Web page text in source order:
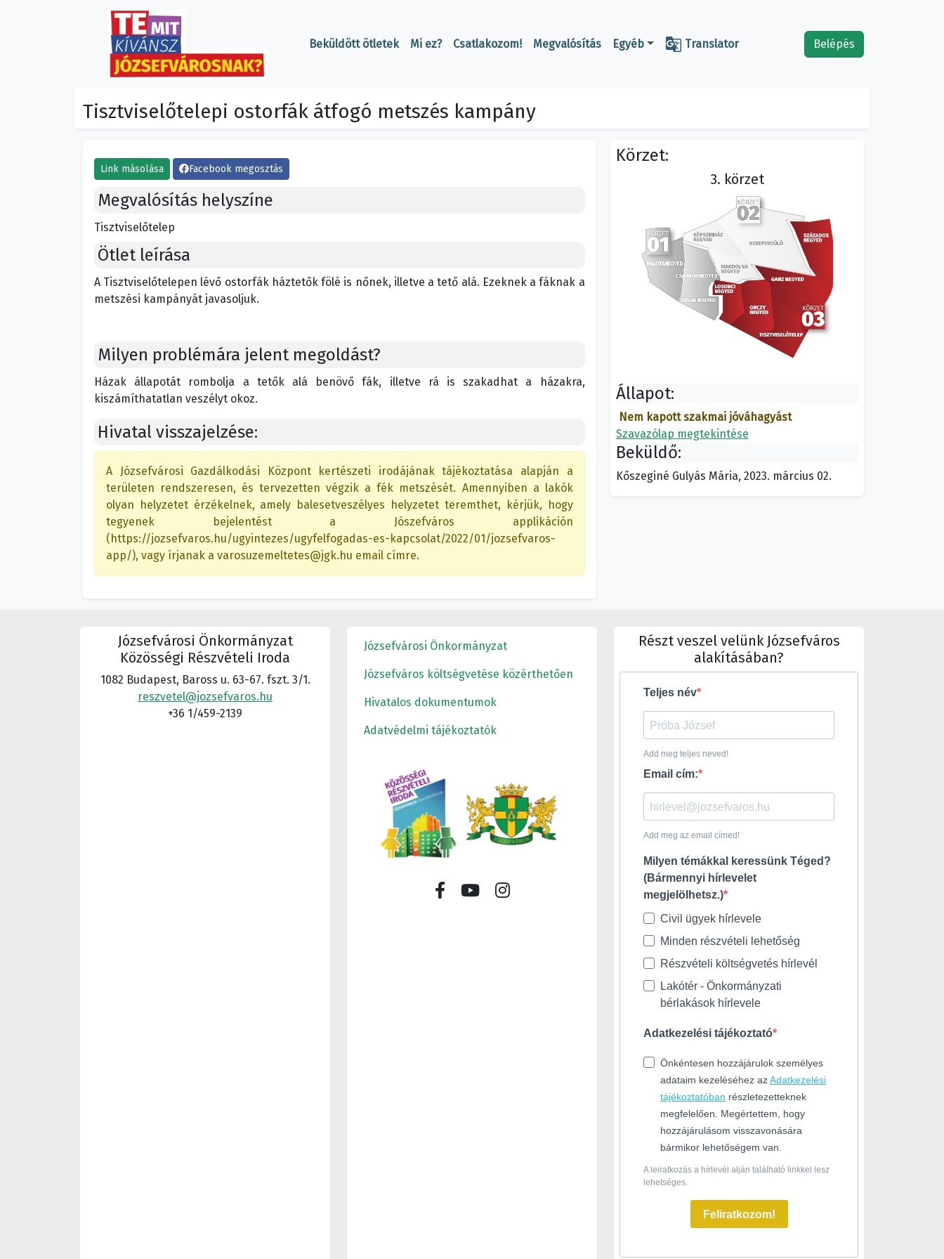
Beküldött ötletek Mi ez? Csatlakozom! Megvalósítás Egyéb  Translator Belépés
Tisztviselőtelepi ostorfák átfogó metszés kampány
Link másolása Facebook megosztás
Megvalósítás helyszíne
Tisztviselőtelep
Ötlet leírása
A Tisztviselőtelepen lévő ostorfák háztetők fölé is nőnek, illetve a tető alá. Ezeknek a fáknak a
metszési kampányát javasoljuk.
Milyen problémára jelent megoldást?
Házak állapotát rombolja a tetők alá benövő fák, illetve rá is szakadhat a házakra,
kiszámíthatatlan veszélyt okoz.
Hivatal visszajelzése:
A Józsefvárosi Gazdálkodási Központ kertészeti irodájának tájékoztatása alapján a
területen rendszeresen, és tervezetten végzik a fék metszését. Amennyiben a lakók
olyan helyzetet érzékelnek, amely balesetveszélyes helyzetet teremthet, kérjük, hogy
tegyenek bejelentést a Jószefváros applikáción
(https://jozsefvaros.hu/ugyintezes/ugyfelfogadas-es-kapcsolat/2022/01/jozsefvaros-
app/), vagy írjanak a varosuzemeltetes@jgk.hu email címre.
Körzet:
3. körzet
Állapot:
Nem kapott szakmai jóváhagyást
Szavazólap megtekintése
Beküldő:
Kőszeginé Gulyás Mária, 2023. március 02.
Józsefvárosi Önkormányzat
Közösségi Részvételi Iroda
1082 Budapest, Baross u. 63-67. fszt. 3/1.
reszvetel@jozsefvaros.hu
+36 1/459-2139
Józsefvárosi Önkormányzat
Józsefváros költségvetése közérthetően
Hivatalos dokumentumok
Adatvédelmi tájékoztatók
Részt veszel velünk Józsefváros
alakításában?
Teljes név
Add meg teljes neved!
Email cím:
Add meg az email címed!
Milyen témákkal keressünk Téged?
(Bármennyi hírlevelet
megjelölhetsz.)
Civil ügyek hírlevele
Minden részvételi lehetőség
Részvételi költségvetés hírlevél
Lakótér - Önkormányzati
bérlakások hírlevele
Adatkezelési tájékoztató
Önkéntesen hozzájárulok személyes
adataim kezeléséhez azAdatkezelési
tájékoztatóban részletezetteknek
megfelelően. Megértettem, hogy
hozzájárulásom visszavonására
bármikor lehetőségem van.
A leiratkozás a hírlevél alján található linkkel lesz
lehetséges.
Feliratkozom!